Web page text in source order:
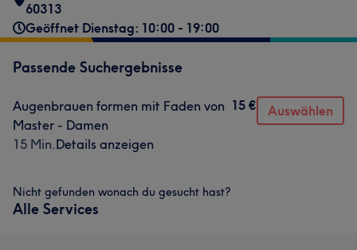
60313
Geöffnet Dienstag: 10:00 - 19:00
Passende Suchergebnisse
Augenbrauen formen mit Faden von
Master - Damen
15 Min.Details anzeigen
15 € Auswählen
Nicht gefunden wonach du gesucht hast?
Alle Services